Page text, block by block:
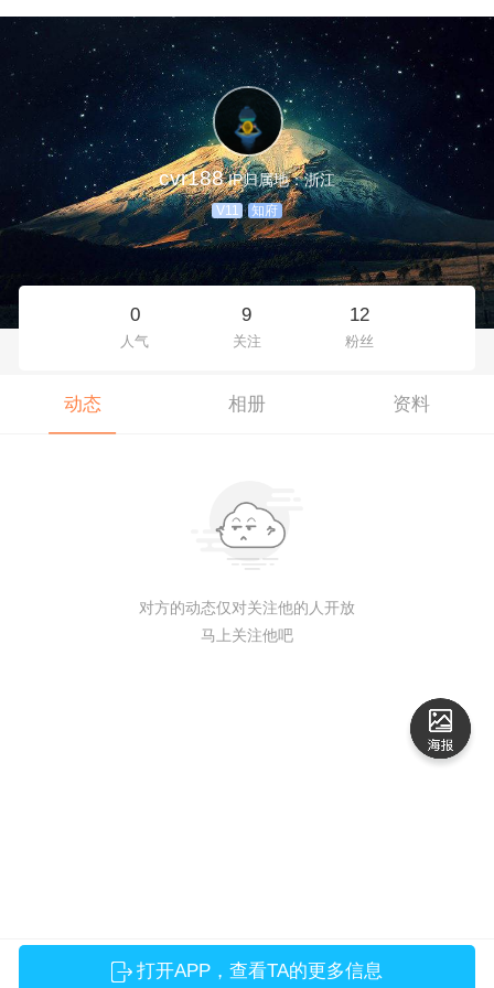
cvr188 IP归属地：浙江
V11 知府
0
人气
9
关注
12
粉丝
动态 相册 资料
对方的动态仅对关注他的人开放
马上关注他吧
打开APP，查看TA的更多信息